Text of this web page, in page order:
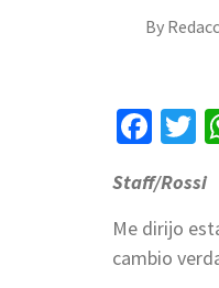
By
Staff/Rossi
Me dirijo
cambio